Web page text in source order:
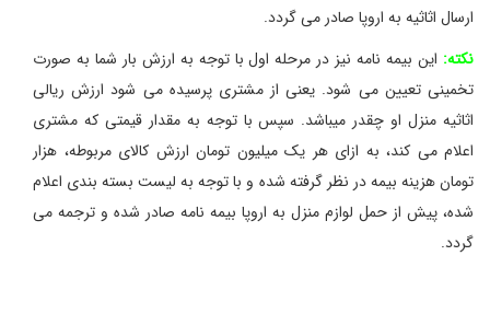
ارسال اثاثیه به اروپا صادر می گردد.
نکته: این بیمه نامه نیز در مرحله اول با توجه به ارزش بار شما به صورت
تخمینی تعیین می شود. یعنی از مشتری پرسیده می شود ارزش ریالی
اثاثیه منزل او چقدر میباشد. سپس با توجه به مقدار قیمتی که مشتری
اعلام می کند، به ازای هر یک میلیون تومان ارزش کالای مربوطه، هزار
تومان هزینه بیمه در نظر گرفته شده و با توجه به لیست بسته بندی اعلام
شده، پیش از حمل لوازم منزل به اروپا بیمه نامه صادر شده و ترجمه می
گردد.